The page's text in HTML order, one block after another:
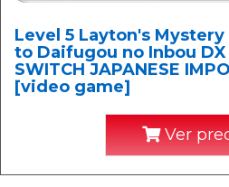
Level 5 Layton's
to Daifugou no Inbou DX
SWITCH JAPANESE
[video game]
Ver